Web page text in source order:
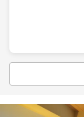
【オールイン
二食付き 現地決済可